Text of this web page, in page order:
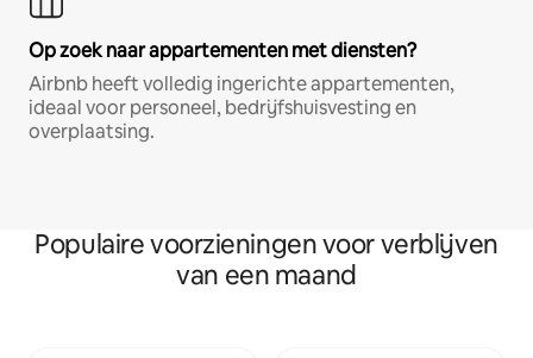
Op zoek naar appartementen met diensten?
Airbnb heeft volledig ingerichte appartementen,
ideaal voor personeel, bedrijfshuisvesting en
overplaatsing.
Populaire voorzieningen voor verblijven
van een maand